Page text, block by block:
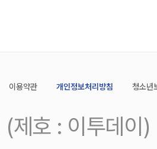
이용약관 개인정보처리방침 청소년
(제호 : 이투데